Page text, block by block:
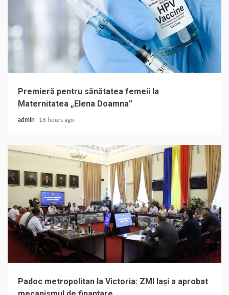
Premieră pentru sănătatea femeii la
Maternitatea „Elena Doamna”
admin 18 hours ago
Padoc metropolitan la Victoria: ZMI Iași a aprobat